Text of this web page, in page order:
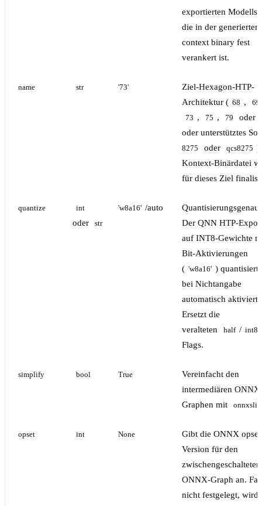
exportierten Modells
die in der
context binary fest
verankert ist.
name str '73'
Ziel-Hexagon-HTP-
Architektur ( 68 ,
69
73 , 75 , 79 oder
oder unterstütztes
8275 oder qcs8275
Kontext-Binärdatei
für dieses Ziel
quantize int
oder str
'w8a16' /auto
Der QNN HTP-
auf INT8-Gewichte
Bit-Aktivierungen
( 'w8a16' )
bei Nichtangabe
automatisch aktiviert.
Ersetzt die
veralteten
half / int8
Flags.
simplify bool True
Vereinfacht den
intermediären
Graphen mit
opset int None
Gibt die ONNX
Version für den
zwischengeschalteten
ONNX-Graph an.
nicht festgelegt, wird